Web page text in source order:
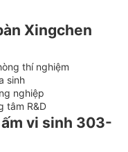
Xingchen
thí nghiệm
sinh
nghiệp
tâm R&D
vi sinh 303-